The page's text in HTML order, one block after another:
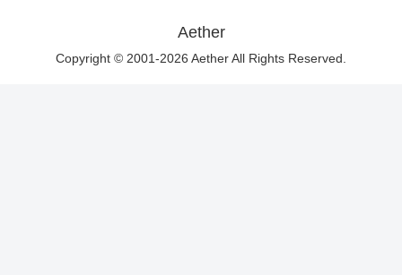
Aether
Copyright © 2001-2026 Aether All Rights Reserved.